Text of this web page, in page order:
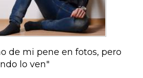
de mi pene en fotos, pero
lo ven"